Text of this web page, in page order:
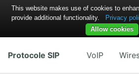
Protocole SIP VoIP
This website makes use of cookies to
provide additional functionality.
Privacy
Allow cookies